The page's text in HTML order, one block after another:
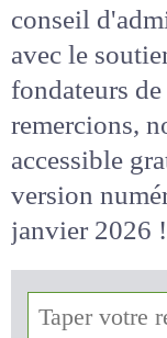
Suite à la
conseil
avec le
fondateurs de
remercions,
accessible
sa version
de janvier